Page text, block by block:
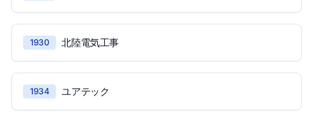
1930 北陸電気工事
1934 ユアテック